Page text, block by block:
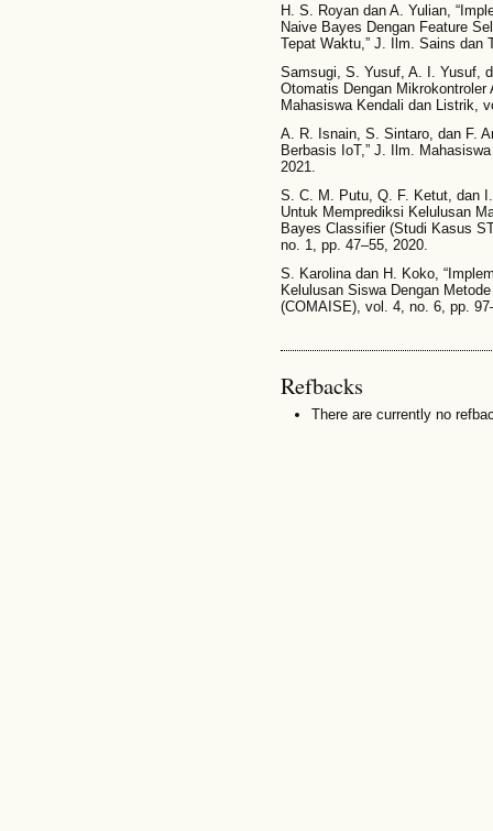
H. S. Royan dan A. Yulian,
Naive Bayes Dengan Feature
Tepat Waktu,” J. Ilm. Sains dan
Samsugi, S. Yusuf, A. I. Yusuf,
Otomatis Dengan Mikrokontroler
Mahasiswa Kendali dan Listrik,
A. R. Isnain, S. Sintaro, dan F.
Berbasis IoT,” J. Ilm.
2021.
S. C. M. Putu, Q. F. Ketut, dan
Untuk Memprediksi Kelulusan
Bayes Classifier (Studi Kasus
no. 1, pp. 47–55, 2020.
S. Karolina dan H. Koko,
Kelulusan Siswa Dengan
(COMAISE), vol. 4, no. 6, pp.
Refbacks
There are currently no